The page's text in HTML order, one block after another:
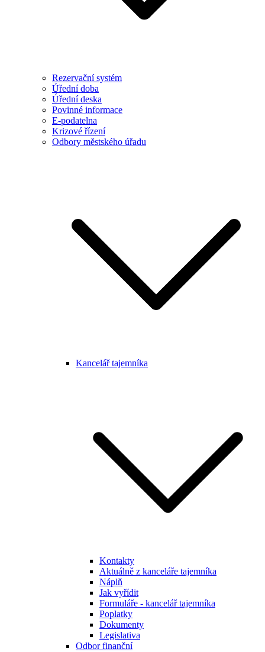
Rezervační systém
Úřední doba
Úřední deska
Povinné informace
E-podatelna
Krizové řízení
Odbory městského úřadu
Kancelář tajemníka
Kontakty
Aktuálně z kanceláře tajemníka
Náplň
Jak vyřídit
Formuláře - kancelář tajemníka
Poplatky
Dokumenty
Legislativa
Odbor finanční